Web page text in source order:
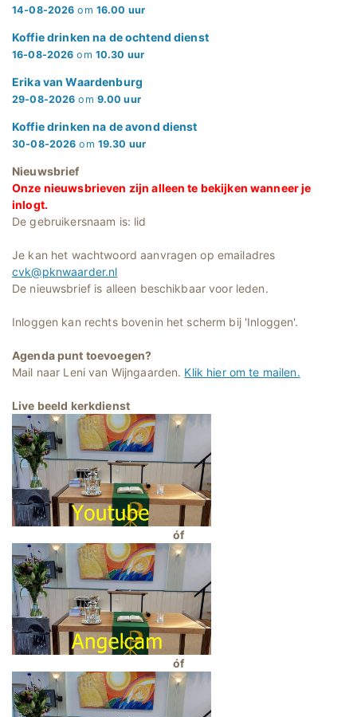
14-08-2026 om 16.00 uur
Koffie drinken na de ochtend dienst
16-08-2026 om 10.30 uur
Erika van Waardenburg
29-08-2026 om 9.00 uur
Koffie drinken na de avond dienst
30-08-2026 om 19.30 uur
Nieuwsbrief
Onze nieuwsbrieven zijn alleen te bekijken wanneer je
inlogt.
De gebruikersnaam is: lid
Je kan het wachtwoord aanvragen op emailadres
cvk@pknwaarder.nl
De nieuwsbrief is alleen beschikbaar voor leden.
Inloggen kan rechts bovenin het scherm bij 'Inloggen'.
Agenda punt toevoegen?
Mail naar Leni van Wijngaarden. Klik hier om te mailen.
Live beeld kerkdienst
óf
óf